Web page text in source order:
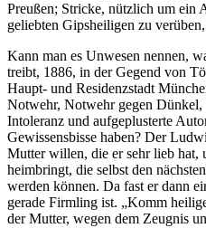
Preußen; Stricke, nützlich um ein
geliebten Gipsheiligen zu
Kann man es Unwesen nennen,
treibt, 1886, in der Gegend von
Haupt- und Residenzstadt
Notwehr, Notwehr gegen
Intoleranz und aufgeplusterte
Gewissensbisse haben? Der
Mutter willen, die er sehr lieb hat,
heimbringt, die selbst den
werden können. Da fast er dann
gerade Firmling ist. „Komm
der Mutter, wegen dem Zeugnis